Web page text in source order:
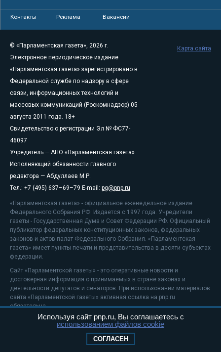
Контакты Реклама Вакансии
© «Парламентская газета», 2026 г.
Электронное периодическое издание
«Парламентская газета» зарегистрировано в
Федеральной службе по надзору в сфере
связи, информационных технологий и
массовых коммуникаций (Роскомнадзор) 05
августа 2011 года. 18+
Свидетельство о регистрации Эл № ФС77-
46097
Учредитель — АНО «Парламентская газета»
Исполняющий обязанности главного
редактора — Абдуллаев М.Р.
Тел.: +7 (495) 637–69–79 E-mail: pg@pnp.ru
«Парламентская газета» - официальное еженедельное издание
Федерального Собрания РФ. Издается с 1997 года. Учредители
газеты - Государственная Дума и Совет Федерации РФ. Официальный
публикатор федеральных конституционных законов, федеральных
законов и актов палат Федерального Собрания. «Парламентская
газета» имеет пункты печати и представительства в десяти субъектах
федерации.
Сайт «Парламентской газеты» - это оперативные новости и
достоверная информация о принимаемых в стране законах и
деятельности депутатов и сенаторов. При использовании материалов
сайта «Парламентской газеты» активная ссылка на pnp.ru
обязательна.
На информационном ресурсе применяютсярекомендательные
Положение о защите персональных данных
Карта сайта
Используя сайт pnp.ru, Вы соглашаетесь с
использованием файлов cookie
СОГЛАСЕН